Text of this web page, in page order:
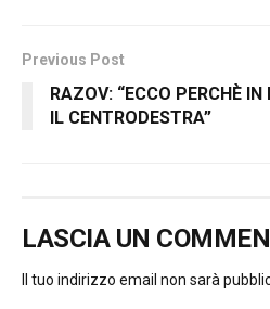
Previous Post
RAZOV: “ECCO PERCHÈ
IL CENTRODESTRA”
LASCIA UN
Il tuo indirizzo email non sarà